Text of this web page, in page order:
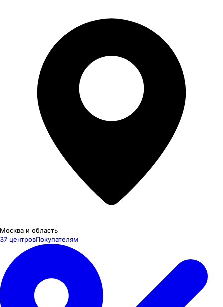
Москва и область
37 центровПокупателям